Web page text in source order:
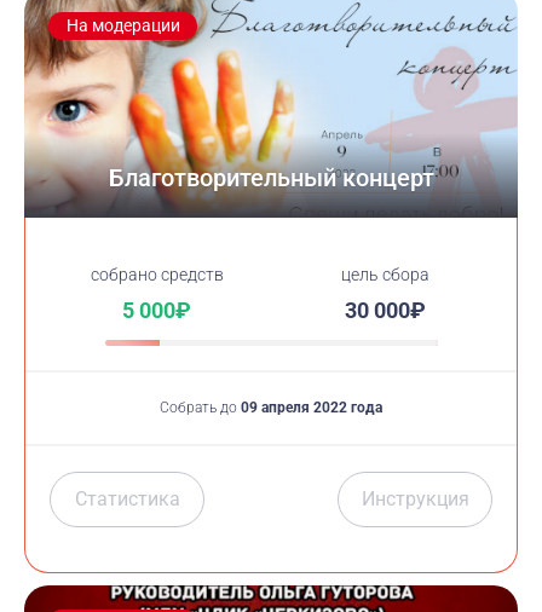
На модерации
Благотворительный концерт
cобрано средств
5 000₽
цель сбора
30 000₽
Собрать до 09 апреля 2022 года
Статистика Инструкция